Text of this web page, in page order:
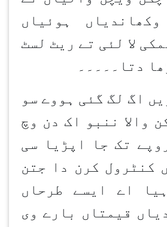
ہوئیاں
لا لئی تے ریٹ لسٹ
دتا۔۔۔۔۔
اگ لگ گئی ہووے سو
والا ننبو اک دن وچ
تک جا اپڑیا سی
کنٹرول کرن دا جتن
اے ایسے طرحاں
قیمتاں بارے وی